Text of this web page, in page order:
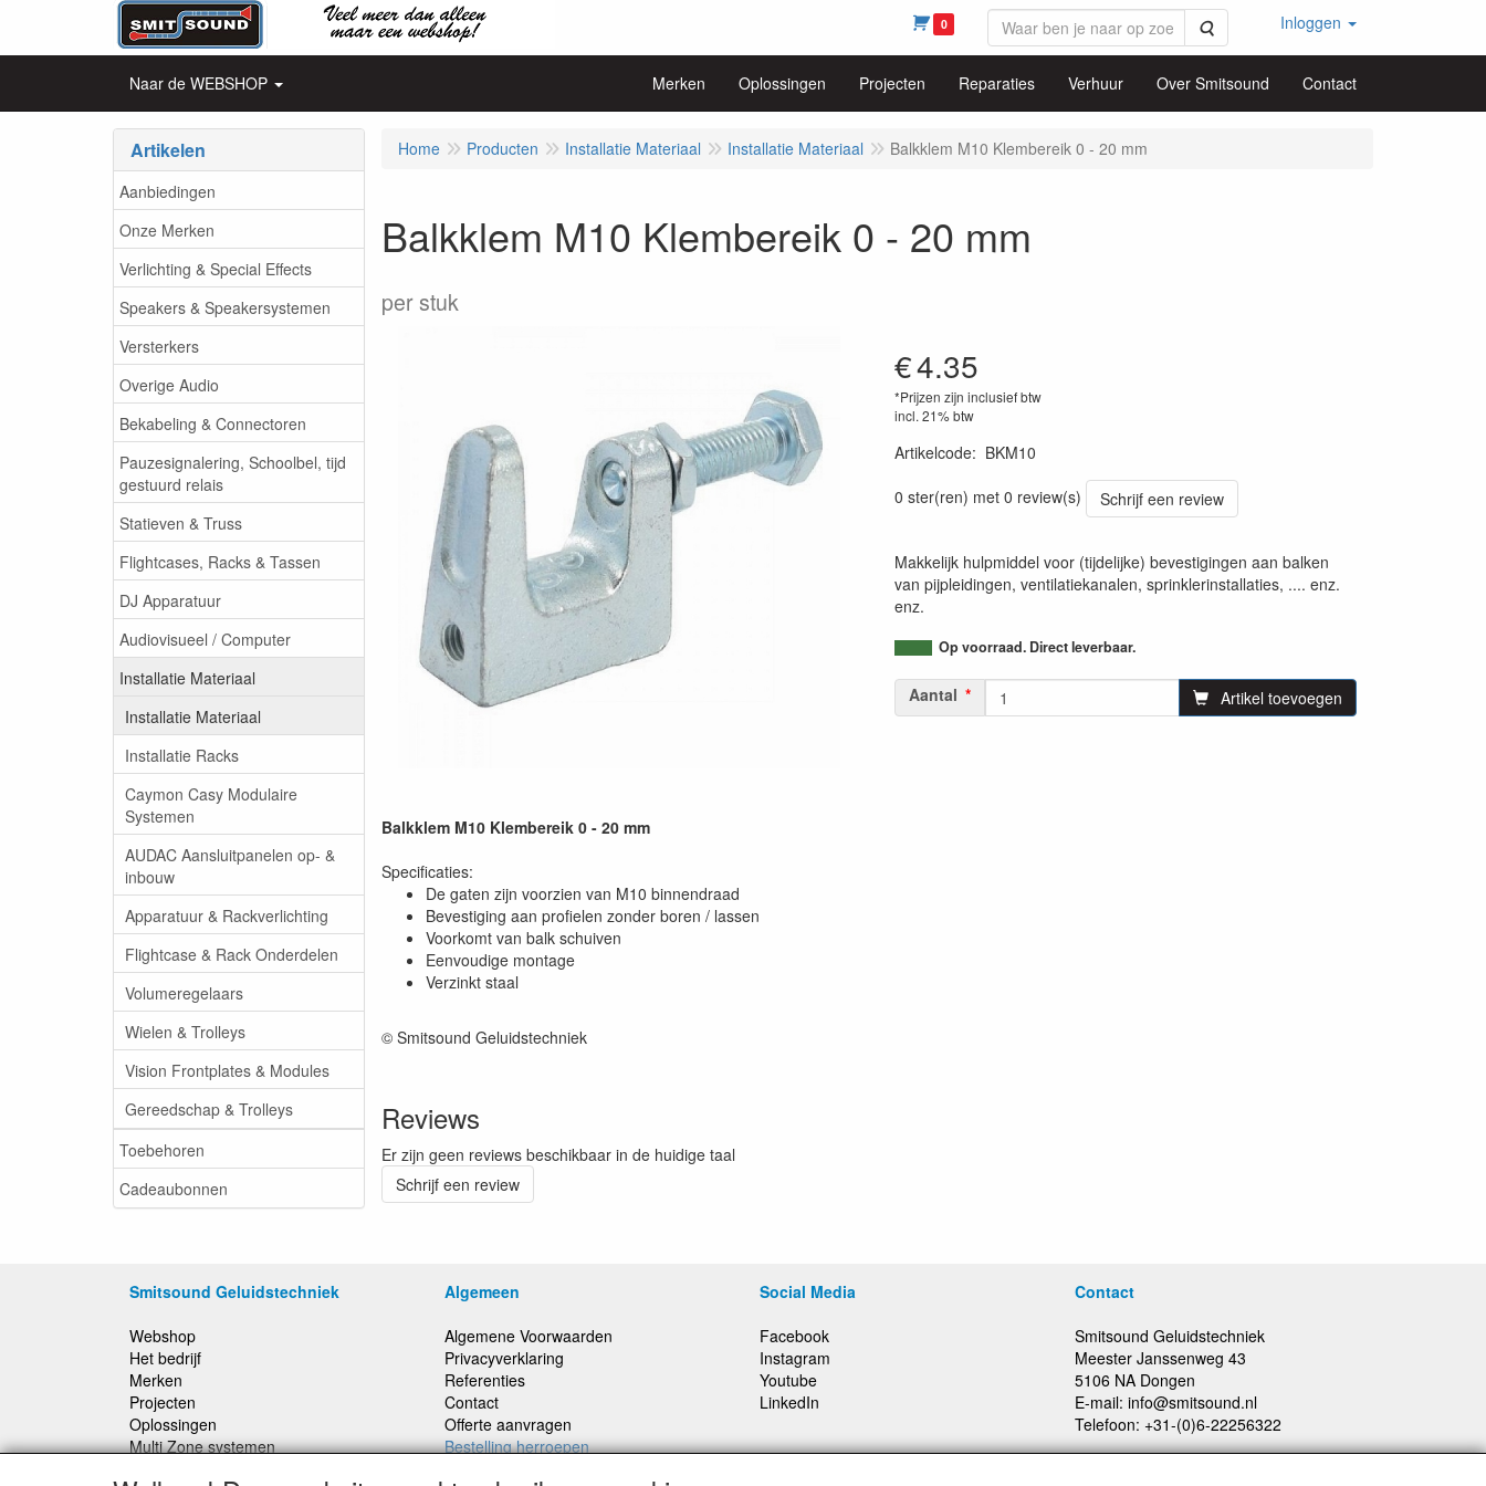
0 Zoeken Inloggen
Naar de WEBSHOP Merken Oplossingen Projecten Reparaties Verhuur Over Smitsound Contact
Artikelen
Aanbiedingen
Onze Merken
Verlichting & Special Effects
Speakers & Speakersystemen
Versterkers
Overige Audio
Bekabeling & Connectoren
Pauzesignalering, Schoolbel, tijd
gestuurd relais
Statieven & Truss
Flightcases, Racks & Tassen
DJ Apparatuur
Audiovisueel / Computer
Installatie Materiaal
Installatie Materiaal
Installatie Racks
Caymon Casy Modulaire
Systemen
AUDAC Aansluitpanelen op- &
inbouw
Apparatuur & Rackverlichting
Flightcase & Rack Onderdelen
Volumeregelaars
Wielen & Trolleys
Vision Frontplates & Modules
Gereedschap & Trolleys
Toebehoren
Cadeaubonnen
Home Producten Installatie Materiaal Installatie Materiaal Balkklem M10 Klembereik 0 - 20 mm
Balkklem M10 Klembereik 0 - 20 mm
per stuk
€4.35
*Prijzen zijn inclusief btw
incl. 21% btw
Artikelcode: BKM10
0 ster(ren) met 0 review(s)
Schrijf een review
Makkelijk hulpmiddel voor (tijdelijke) bevestigingen aan balken
van pijpleidingen, ventilatiekanalen, sprinklerinstallaties, .... enz.
enz.
Op voorraad. Direct leverbaar.
Aantal Artikel toevoegen
Balkklem M10 Klembereik 0 - 20 mm
Specificaties:
De gaten zijn voorzien van M10 binnendraad
Bevestiging aan profielen zonder boren / lassen
Voorkomt van balk schuiven
Eenvoudige montage
Verzinkt staal
© Smitsound Geluidstechniek
Reviews
Er zijn geen reviews beschikbaar in de huidige taal
Schrijf een review
Smitsound Geluidstechniek
Webshop
Het bedrijf
Merken
Projecten
Oplossingen
Multi Zone systemen
Algemeen
Algemene Voorwaarden
Privacyverklaring
Referenties
Contact
Offerte aanvragen
Bestelling herroepen
Social Media
Facebook
Instagram
Youtube
LinkedIn
Contact
Smitsound Geluidstechniek
Meester Janssenweg 43
5106 NA Dongen
E-mail: info@smitsound.nl
Telefoon: +31-(0)6-22256322